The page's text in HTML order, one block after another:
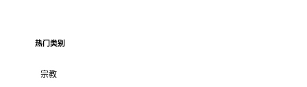
热门类别
宗教